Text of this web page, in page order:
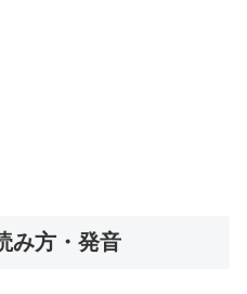
み方・発音